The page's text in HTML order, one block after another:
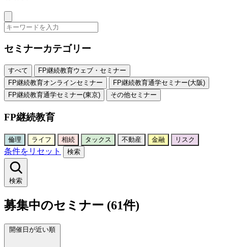
セミナーカテゴリー
すべて
FP継続教育ウェブ・セミナー
FP継続教育オンラインセミナー
FP継続教育通学セミナー(大阪)
FP継続教育通学セミナー(東京)
その他セミナー
FP継続教育
倫理 ライフ 相続 タックス 不動産 金融 リスク
条件をリセット 検索
検索
募集中のセミナー (61件)
開催日が近い順